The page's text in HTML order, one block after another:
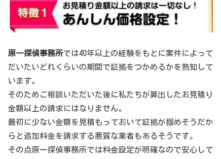
原一探偵事務所では40年以上の経験をもとに案件によって
だいたいどれくらいの期間で証拠をつかめるかを熟知して
います。
そのためご相談いただいた後に私たちが算出したお見積り
金額以上の請求にはなりません。
最初に少ない金額を見積もっておいて証拠が掴めそうだか
らと追加料金を請求する悪質な業者もあるそうです。
その点原一探偵事務所では料金設定が明確なので安心して